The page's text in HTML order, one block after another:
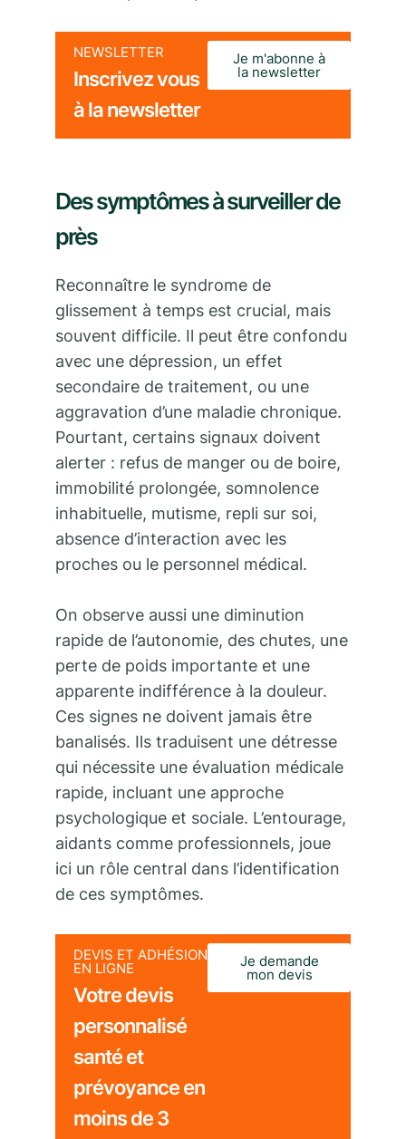
NEWSLETTER
Inscrivez vous
à la newsletter
Je m'abonne à
la newsletter
Des symptômes à surveiller de
près
Reconnaître le syndrome de
glissement à temps est crucial, mais
souvent difficile. Il peut être confondu
avec une dépression, un effet
secondaire de traitement, ou une
aggravation d’une maladie chronique.
Pourtant, certains signaux doivent
alerter : refus de manger ou de boire,
immobilité prolongée, somnolence
inhabituelle, mutisme, repli sur soi,
absence d’interaction avec les
proches ou le personnel médical.
On observe aussi une diminution
rapide de l’autonomie, des chutes, une
perte de poids importante et une
apparente indifférence à la douleur.
Ces signes ne doivent jamais être
banalisés. Ils traduisent une détresse
qui nécessite une évaluation médicale
rapide, incluant une approche
psychologique et sociale. L’entourage,
aidants comme professionnels, joue
ici un rôle central dans l’identification
de ces symptômes.
DEVIS ET ADHÉSION
EN LIGNE
Votre devis
personnalisé
santé et
prévoyance en
moins de 3
Je demande
mon devis